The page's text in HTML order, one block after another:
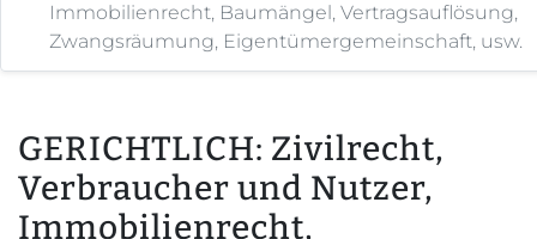
Immobilienrecht, Baumängel, Vertragsauflösung,
Zwangsräumung, Eigentümergemeinschaft, usw.
GERICHTLICH: Zivilrecht,
Verbraucher und Nutzer,
Immobilienrecht,